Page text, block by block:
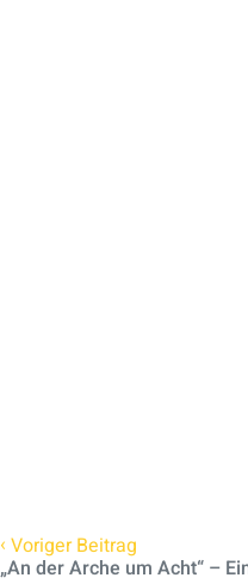
‹ Voriger Beitrag
„An der Arche um Acht“ –